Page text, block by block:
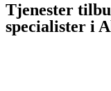
Tjenester
specialister i